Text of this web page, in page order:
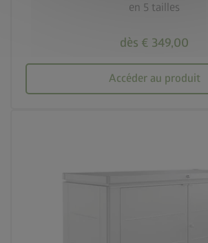
en 5 tailles
dès € 349,00
Accéder au produit